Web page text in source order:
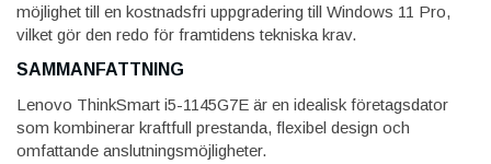
möjlighet till en kostnadsfri uppgradering till Windows 11 Pro,
vilket gör den redo för framtidens tekniska krav.
SAMMANFATTNING
Lenovo ThinkSmart i5-1145G7E är en idealisk företagsdator
som kombinerar kraftfull prestanda, flexibel design och
omfattande anslutningsmöjligheter.